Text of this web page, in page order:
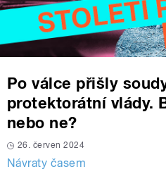
Po válce přišly
protektorátní vlády.
nebo ne?
26. červen 2024
Návraty časem